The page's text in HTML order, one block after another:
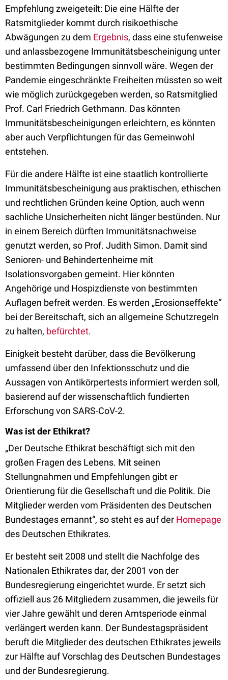
Empfehlung zweigeteilt: Die eine Hälfte der
Ratsmitglieder kommt durch risikoethische
Abwägungen zu dem Ergebnis, dass eine stufenweise
und anlassbezogene Immunitätsbescheinigung unter
bestimmten Bedingungen sinnvoll wäre. Wegen der
Pandemie eingeschränkte Freiheiten müssten so weit
wie möglich zurückgegeben werden, so Ratsmitglied
Prof. Carl Friedrich Gethmann. Das könnten
Immunitätsbescheinigungen erleichtern, es könnten
aber auch Verpflichtungen für das Gemeinwohl
entstehen.
Für die andere Hälfte ist eine staatlich kontrollierte
Immunitätsbescheinigung aus praktischen, ethischen
und rechtlichen Gründen keine Option, auch wenn
sachliche Unsicherheiten nicht länger bestünden. Nur
in einem Bereich dürften Immunitätsnachweise
genutzt werden, so Prof. Judith Simon. Damit sind
Senioren- und Behindertenheime mit
Isolationsvorgaben gemeint. Hier könnten
Angehörige und Hospizdienste von bestimmten
Auflagen befreit werden. Es werden „Erosionseffekte“
bei der Bereitschaft, sich an allgemeine Schutzregeln
zu halten, befürchtet.
Einigkeit besteht darüber, dass die Bevölkerung
umfassend über den Infektionsschutz und die
Aussagen von Antikörpertests informiert werden soll,
basierend auf der wissenschaftlich fundierten
Erforschung von SARS-CoV-2.
Was ist der Ethikrat?
„Der Deutsche Ethikrat beschäftigt sich mit den
großen Fragen des Lebens. Mit seinen
Stellungnahmen und Empfehlungen gibt er
Orientierung für die Gesellschaft und die Politik. Die
Mitglieder werden vom Präsidenten des Deutschen
Bundestages ernannt“, so steht es auf der Homepage
des Deutschen Ethikrates.
Er besteht seit 2008 und stellt die Nachfolge des
Nationalen Ethikrates dar, der 2001 von der
Bundesregierung eingerichtet wurde. Er setzt sich
offiziell aus 26 Mitgliedern zusammen, die jeweils für
vier Jahre gewählt und deren Amtsperiode einmal
verlängert werden kann. Der Bundestagspräsident
beruft die Mitglieder des deutschen Ethikrates jeweils
zur Hälfte auf Vorschlag des Deutschen Bundestages
und der Bundesregierung.